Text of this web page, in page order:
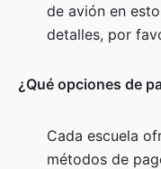
de avión en
detalles, por
¿Qué opciones de
Cada escuela
métodos de